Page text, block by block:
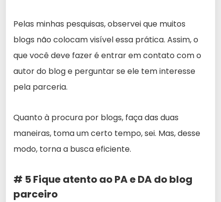
Pelas minhas pesquisas, observei que muitos
blogs não colocam visível essa prática. Assim, o
que você deve fazer é entrar em contato com o
autor do blog e perguntar se ele tem interesse
pela parceria.
Quanto à procura por blogs, faça das duas
maneiras, toma um certo tempo, sei. Mas, desse
modo, torna a busca eficiente.
# 5 Fique atento ao PA e DA do blog
parceiro